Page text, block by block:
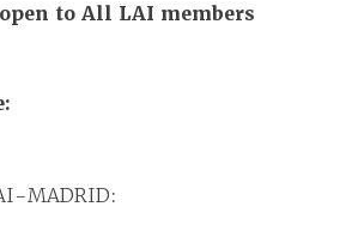
to All LAI members
MADRID: